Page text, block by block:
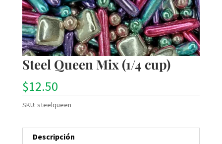
Steel Queen Mix (1/4 cup)
$12.50
SKU: steelqueen
Descripción